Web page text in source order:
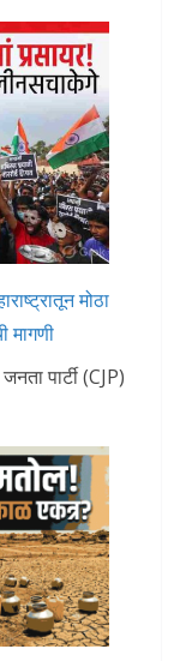
मोठा
मागणी
पार्टी (CJP)